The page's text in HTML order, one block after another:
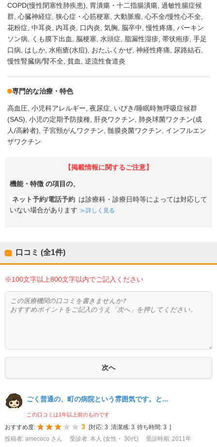
COPD(慢性閉塞性肺疾患) 胃潰瘍・十二指腸潰瘍 過敏性腸症候
群 心臓神経症 狭心症・心筋梗塞 大動脈瘤 心不全/慢性心不全
花粉症 中耳炎 内耳炎 口内炎 気胸 脳卒中 慢性疼痛 パーキン
ソン病
くも膜下出血 脳梗塞 水頭症 脂漏性湿疹 帯状疱疹 手足
口病
はしか 水疱瘡(水痘) おたふくかぜ 神経性疼痛
尿路結石
慢性腎臓病/腎不全 貧血 逆流性食道炎
専門的な治療・特色
高血圧 小児科アレルギー 夜尿症
いびき/睡眠時無呼吸症候群
(SAS) 小児の定期予防接種 肝炎ワクチン
肺炎球菌ワクチン(成
人/高齢者) 子宮頸がんワクチン 髄膜炎菌ワクチン
インフルエン
ザワクチン
【掲載情報に関するご注意】
機能・特徴 の項目の、
ネット予約/電話予約 は診療科・診療日時等によっては対応して
いない場合があります
詳しく見る
口コミ (全1件)
※100文字以上800文字以内でご記入ください
ごく普通の、町の病院という雰囲気です。と...
この口コミは1年以上前のものです
おすすめ度: 3 対応: 3 清潔感: 3 待ち時間: 3
投稿者: amecoco さん
受診者: 本人 (女性・ 30代) 受診時期: 2011年